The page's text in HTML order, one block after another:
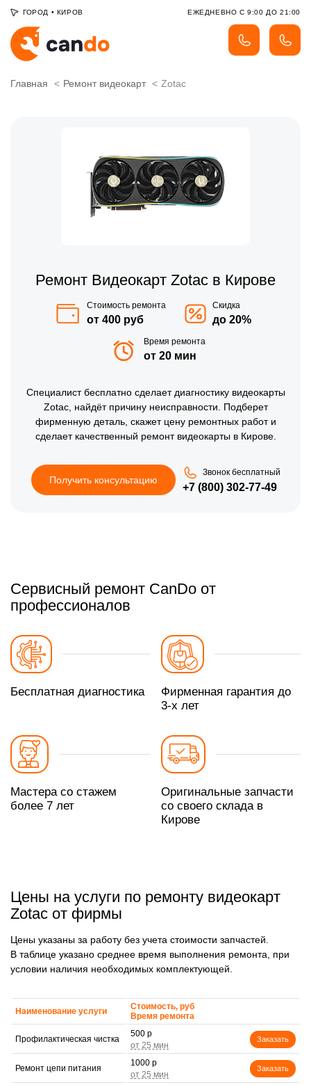
ГОРОД • КИРОВ ЕЖЕДНЕВНО С 9:00 ДО 21:00
Главная Ремонт видеокарт Zotac
Ремонт Видеокарт Zotac в Кирове
Стоимость ремонта
от 400 руб
Скидка
до 20%
Время ремонта
от 20 мин
Специалист бесплатно сделает диагностику видеокарты
Zotac, найдёт причину неисправности. Подберет
фирменную деталь, скажет цену ремонтных работ и
сделает качественный ремонт видеокарты в Кирове.
Получить консультацию
Звонок бесплатный
+7 (800) 302-77-49
Сервисный ремонт CanDo от
профессионалов
Бесплатная диагностика
Фирменная гарантия до
3-х лет
Мастера со стажем
более 7 лет
Оригинальные запчасти
со своего склада в
Кирове
Цены на услуги по ремонту видеокарт
Zotac от фирмы
Цены указаны за работу без учета стоимости запчастей.
В таблице указано среднее время выполнения ремонта, при
условии наличия необходимых комплектующей.
Наименование услуги
Стоимость, руб
Время ремонта
Профилактическая чистка
500 р
Заказать
Ремонт цепи питания
1000 р
Заказать